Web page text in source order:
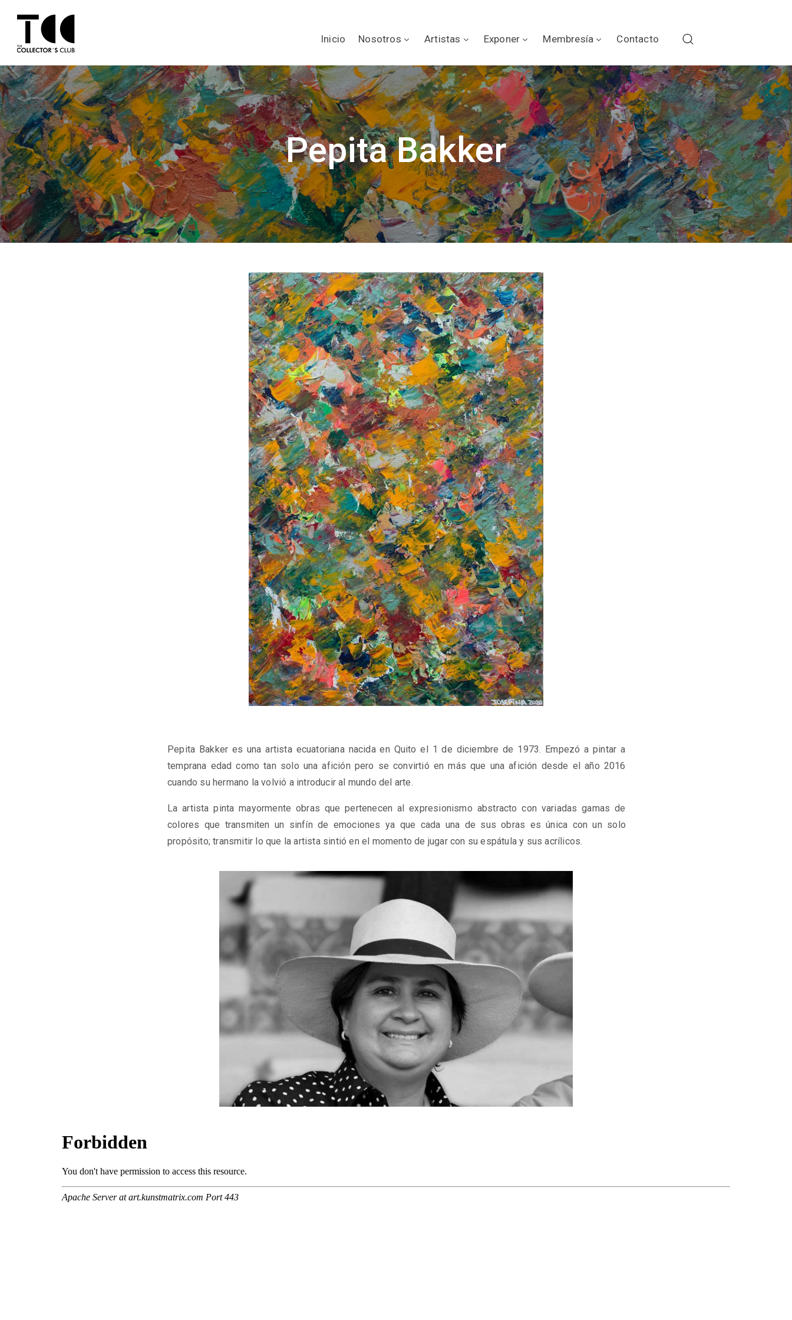
Inicio Nosotros Artistas Exponer Membresía Contacto
Pepita Bakker
Pepita Bakker es una artista ecuatoriana nacida en Quito el 1 de diciembre de 1973. Empezó a pintar a
temprana edad como tan solo una afición pero se convirtió en más que una afición desde el año 2016
cuando su hermano la volvió a introducir al mundo del arte.
La artista pinta mayormente obras que pertenecen al expresionismo abstracto con variadas gamas de
colores que transmiten un sinfín de emociones ya que cada una de sus obras es única con un solo
propósito; transmitir lo que la artista sintió en el momento de jugar con su espátula y sus acrílicos.